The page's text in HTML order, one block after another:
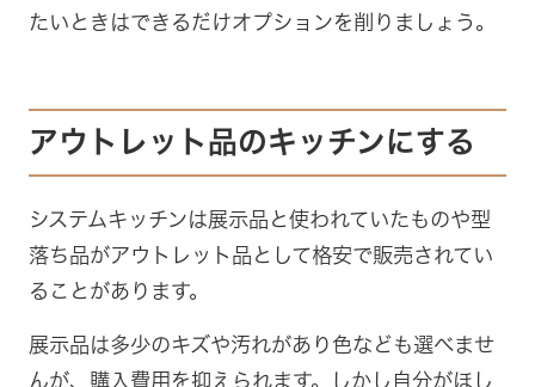
たいときはできるだけオプションを削りましょう。
アウトレット品のキッチンにする
システムキッチンは展示品と使われていたものや型
落ち品がアウトレット品として格安で販売されてい
ることがあります。
展示品は多少のキズや汚れがあり色なども選べませ
んが、購入費用を抑えられます。しかし自分がほし